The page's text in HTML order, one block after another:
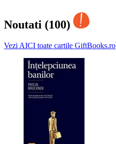
Noutati (100)
Vezi AICI toate cartile GiftBooks.ro